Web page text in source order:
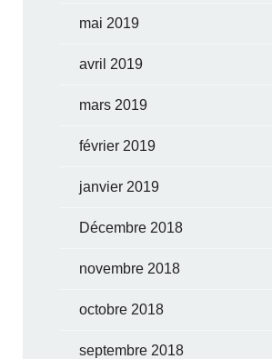
mai 2019
avril 2019
mars 2019
février 2019
janvier 2019
Décembre 2018
novembre 2018
octobre 2018
septembre 2018